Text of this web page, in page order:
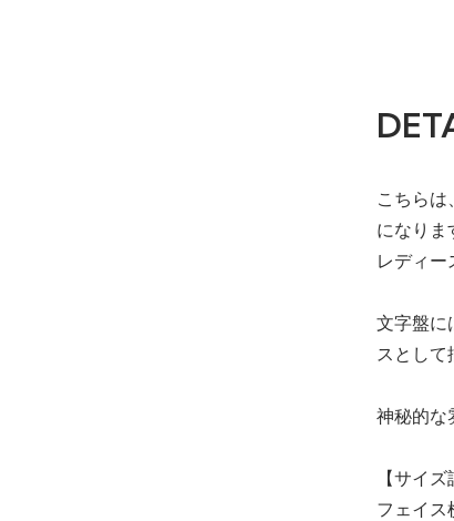
こちらは
になりま
レディー
文字盤に
スとして
神秘的な
【サイズ
フェイス